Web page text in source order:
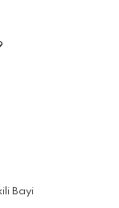
Bayi